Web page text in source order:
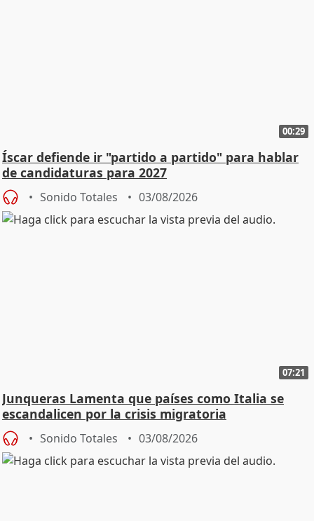
00:29
Íscar defiende ir "partido a partido" para hablar
de candidaturas para 2027
Sonido Totales 03/08/2026
07:21
Junqueras Lamenta que países como Italia se
escandalicen por la crisis migratoria
Sonido Totales 03/08/2026